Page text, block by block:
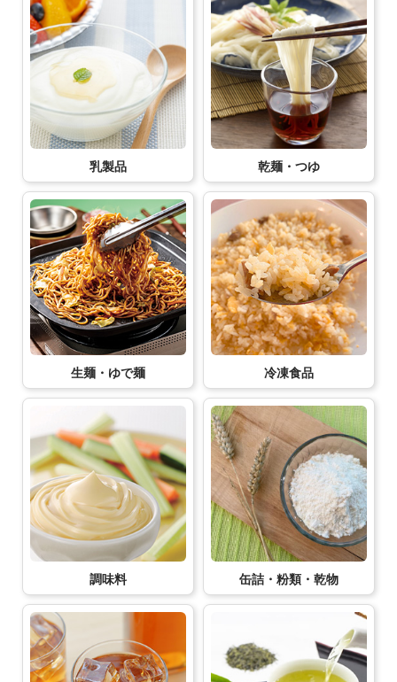
乳製品 乾麺・つゆ
生麺・ゆで麺 冷凍食品
調味料 缶詰・粉類・乾物